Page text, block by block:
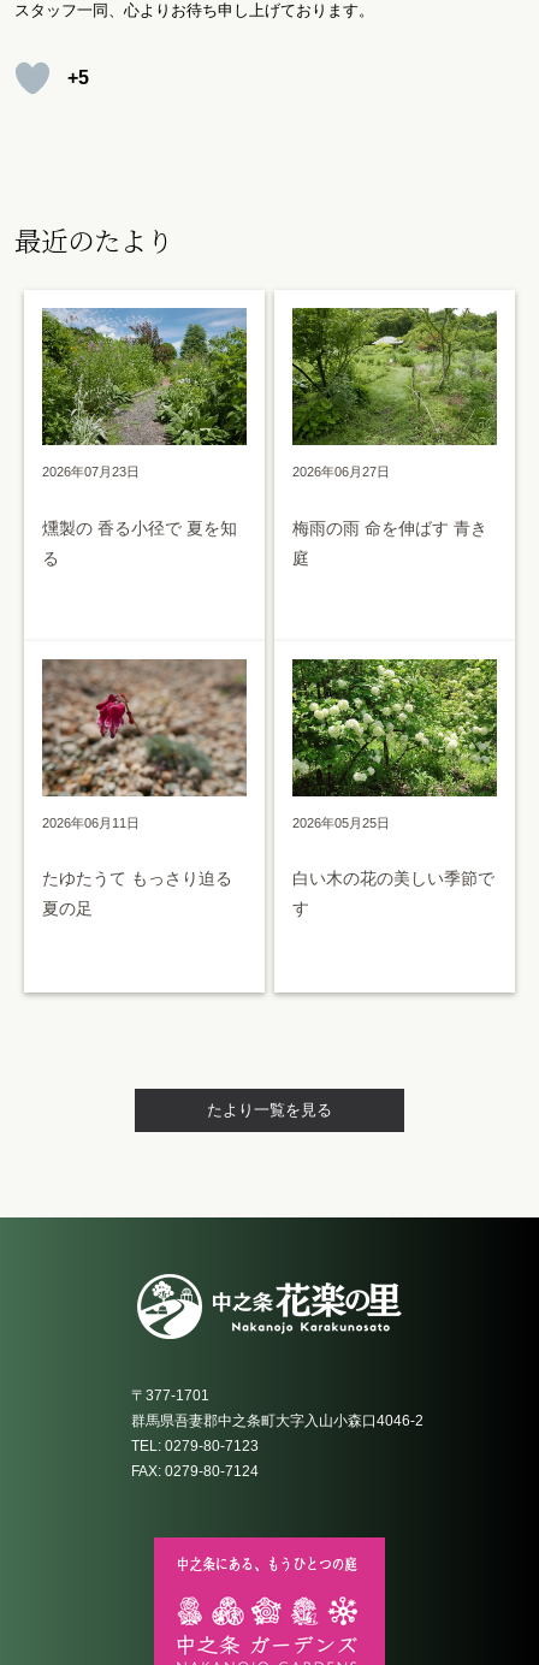
スタッフ一同、心よりお待ち申し上げております。
+5
最近のたより
2026年07月23日
燻製の 香る小径で 夏を知
る
2026年06月27日
梅雨の雨 命を伸ばす 青き
庭
2026年06月11日
たゆたうて もっさり迫る
夏の足
2026年05月25日
白い木の花の美しい季節で
す
たより一覧を見る
〒377-1701
群馬県吾妻郡中之条町大字入山小森口4046-2
TEL: 0279-80-7123
FAX: 0279-80-7124